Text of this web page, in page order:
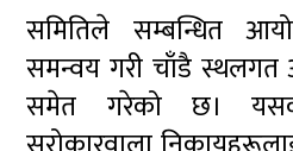
समितिले सम्बन्धित
समन्वय गरी चाँडै स्थलगत
समेत गरेको छ।